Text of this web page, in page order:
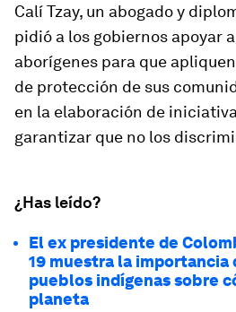
Calí Tzay, un abogado y
pidió a los gobiernos apoyar
aborígenes para que
de protección de sus
en la elaboración de
garantizar que no los
¿Has leído?
El ex presidente de
19 muestra la importancia
pueblos indígenas sobre
planeta